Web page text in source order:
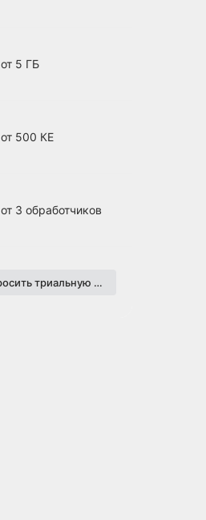
от 5 ГБ
от 500 КЕ
от 3 обработчиков
Запросить триальную версию